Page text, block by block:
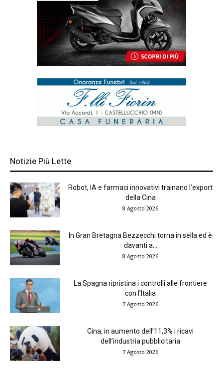
Notizie Più Lette
Robot, IA e farmaci innovativi trainano l’export
della Cina
8 Agosto 2026
In Gran Bretagna Bezzecchi torna in sella ed è
davanti a...
8 Agosto 2026
La Spagna ripristina i controlli alle frontiere
con l’Italia
7 Agosto 2026
Cina, in aumento dell’11,3% i ricavi
dell’industria pubblicitaria
7 Agosto 2026